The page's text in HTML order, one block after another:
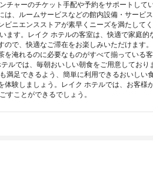
ャーのチケット手配や予約をサポートして
、ルームサービスなどの館内設備・サービ
ニエンスストアが素早くニーズを満たして
す。レイク ホテルの客室は、快適で家庭
で、快適なご滞在をお楽しみいただけます
淹れるのに必要なものがすべて揃っている
ルでは、毎朝おいしい朝食をご用意してお
足できるよう、簡単に利用できるおいしい
験しましょう。レイク ホテルでは、お客様
すことができるでしょう。